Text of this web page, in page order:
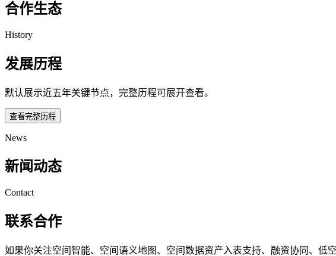
合作生态
History
发展历程
默认展示近五年关键节点，完整历程可展开查看。
查看完整历程
News
新闻动态
Contact
联系合作
如果你关注空间智能、空间语义地图、空间数据资产入表支持、融资协同、低